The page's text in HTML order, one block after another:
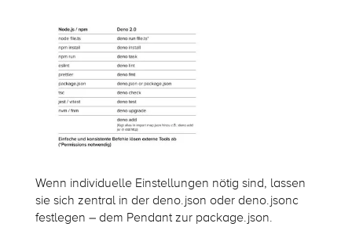
Wenn individuelle Einstellungen nötig sind, lassen
sie sich zentral in der deno.json oder deno.jsonc
festlegen – dem Pendant zur package.json.